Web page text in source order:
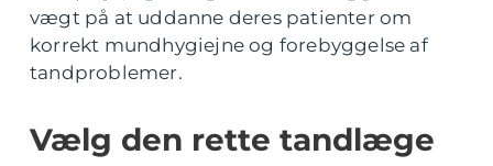
vægt på at uddanne deres patienter om
korrekt mundhygiejne og forebyggelse af
tandproblemer.
Vælg den rette tandlæge